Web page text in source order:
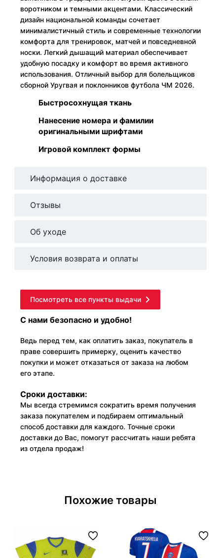
воротником и темными акцентами. Классический
дизайн национальной команды сочетает
минималистичный стиль и современные технологии
комфорта для тренировок, матчей и повседневной
носки. Легкий дышащий материал обеспечивает
удобную посадку и комфорт во время активного
использования. Отличный выбор для болельщиков
сборной Уругвая и поклонников футбола ЧМ 2026.
Быстросохнущая ткань
Нанесение номера и фамилии
оригинальными шрифтами
Игровой комплект формы
Информация о доставке
Отзывы
Об уходе
Условия возврата и оплаты
Посмотреть все пункты выдачи
С нами безопасно и удобно!
Ведь перед тем, как оплатить заказ, покупатель в
праве совершить примерку, оценить качество
покупки и может отказаться от заказа на любом
его этапе.
Сроки доставки:
Мы всегда стремимся сократить время получения
заказа покупателем и подбираем оптимальный
способ доставки для каждого. Точные сроки
доставки до Вас, помогут рассчитать наши ребята
из отдела продаж!
Похожие товары